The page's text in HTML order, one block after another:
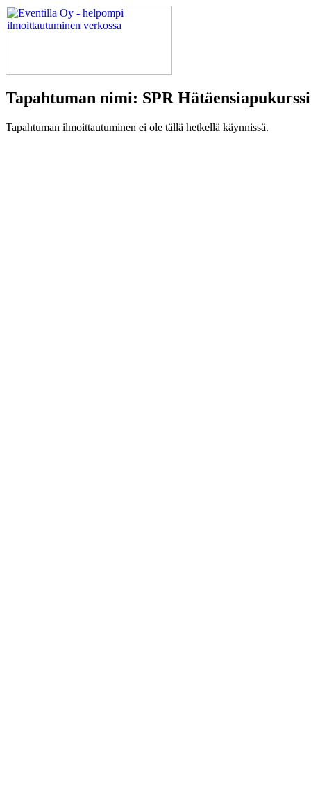
Tapahtuman nimi: SPR
Tapahtuman ilmoittautuminen ei ole tällä hetkellä käynnissä.